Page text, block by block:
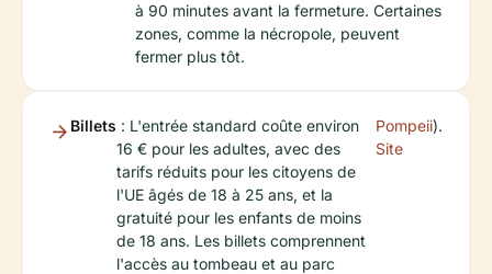
à 90 minutes avant la fermeture. Certaines
zones, comme la nécropole, peuvent
fermer plus tôt.
Billets : L'entrée standard coûte environ
16 € pour les adultes, avec des
tarifs réduits pour les citoyens de
l'UE âgés de 18 à 25 ans, et la
gratuité pour les enfants de moins
de 18 ans. Les billets comprennent
l'accès au tombeau et au parc
Pompeii
Site
).